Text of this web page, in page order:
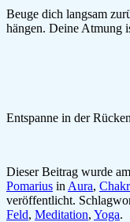
Beuge dich langsam
hängen. Deine Atmung
Entspanne in der
Dieser Beitrag wurde am
Pomarius in Aura,
veröffentlicht.
Feld, Meditation, Yoga.